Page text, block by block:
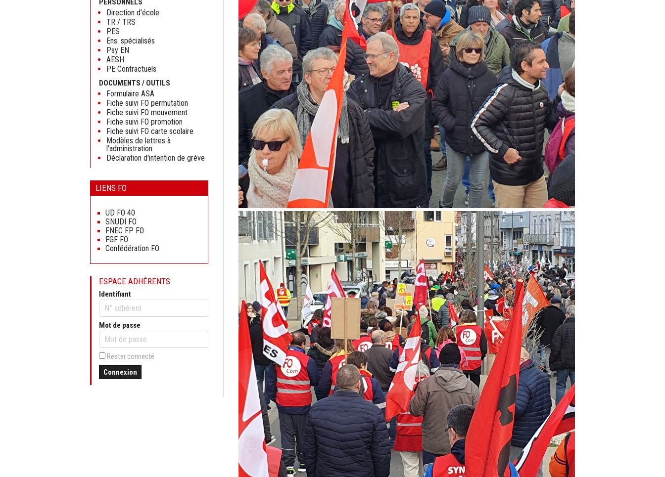
PERSONNELS
Direction d'école
TR / TRS
PES
Ens. spécialisés
Psy EN
AESH
PE Contractuels
DOCUMENTS / OUTILS
Formulaire ASA
Fiche suivi FO permutation
Fiche suivi FO mouvement
Fiche suivi FO promotion
Fiche suivi FO carte scolaire
Modèles de lettres à
l'administration
Déclaration d'intention de grève
LIENS FO
contenu
UD FO 40
SNUDI FO
FNEC FP FO
FGF FO
Confédération FO
ESPACE ADHÉRENTS
Identifiant
Mot de passe
Rester connecté
Connexion